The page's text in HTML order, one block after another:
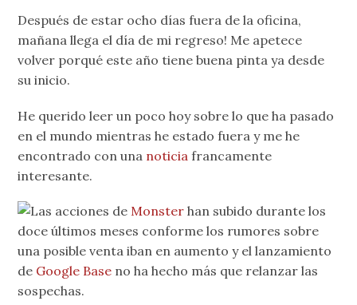
Después de estar ocho días fuera de la oficina,
mañana llega el día de mi regreso! Me apetece
volver porqué este año tiene buena pinta ya desde
su inicio.
He querido leer un poco hoy sobre lo que ha pasado
en el mundo mientras he estado fuera y me he
encontrado con una noticiafrancamente
interesante.
Las acciones de Monster han subido durante los
doce últimos meses conforme los rumores sobre
una posible venta iban en aumento y el lanzamiento
de Google Base no ha hecho más que relanzar las
sospechas.